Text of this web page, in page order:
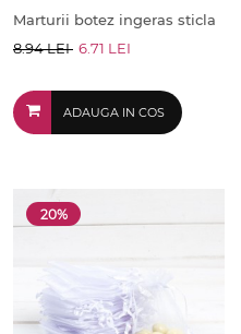
Marturii botez ingeras sticla
8.94 LEI 6.71 LEI
ADAUGA IN COS
20%